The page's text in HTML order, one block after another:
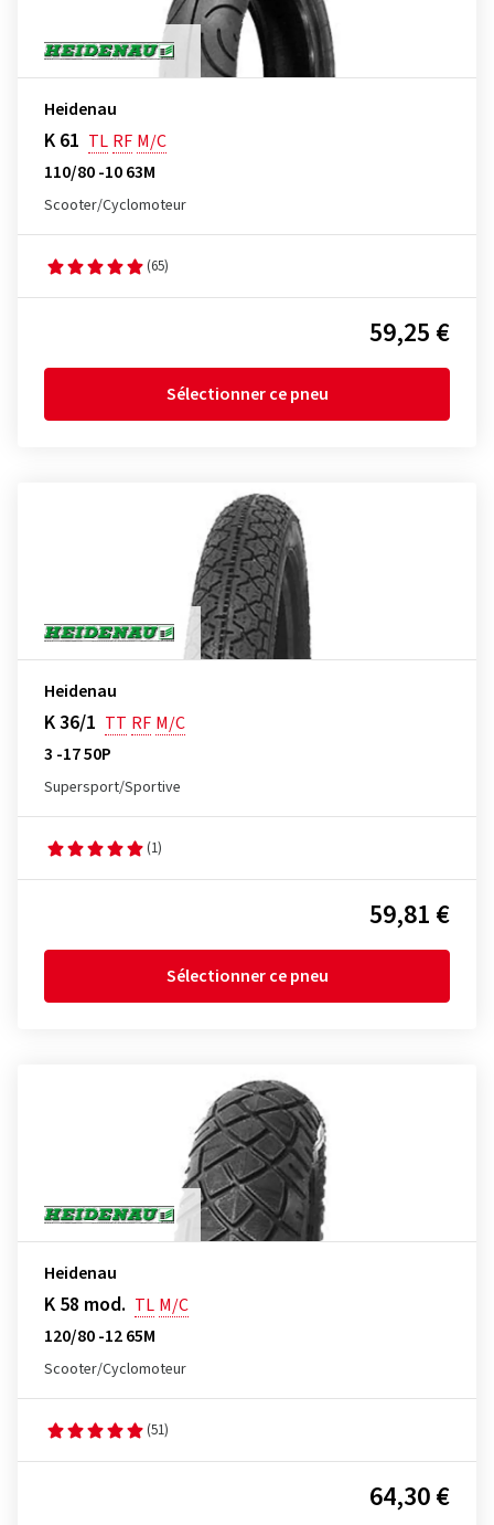
Heidenau
K 61 TL RF M/C
110/80 -10 63M
Scooter/Cyclomoteur
(65)
59,25 €
Sélectionner ce pneu
Heidenau
K 36/1 TT RF M/C
3 -17 50P
Supersport/Sportive
(1)
59,81 €
Sélectionner ce pneu
Heidenau
K 58 mod. TL M/C
120/80 -12 65M
Scooter/Cyclomoteur
(51)
64,30 €